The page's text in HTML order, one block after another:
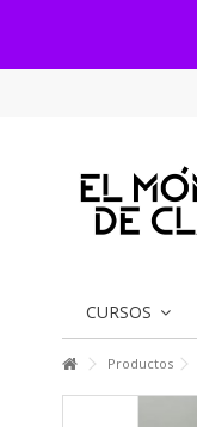
CURSOS
Productos